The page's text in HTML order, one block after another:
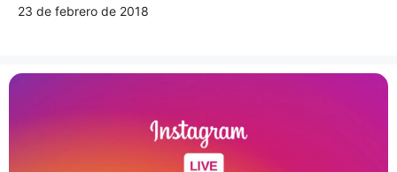
23 de febrero de 2018